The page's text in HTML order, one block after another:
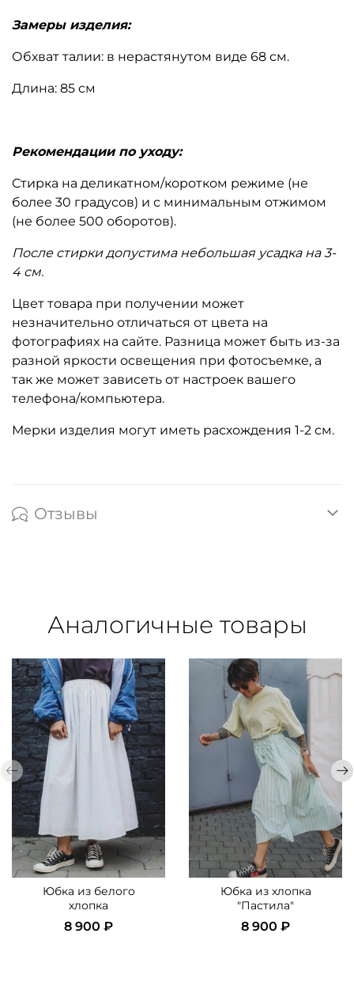
Замеры изделия:
Обхват талии: в нерастянутом виде 68 см.
Длина: 85 см
Рекомендации по уходу:
Стирка на деликатном/коротком режиме (не
более 30 градусов) и с минимальным отжимом
(не более 500 оборотов).
После стирки допустима небольшая усадка на 3-
4 см.
Цвет товара при получении может
незначительно отличаться от цвета на
фотографиях на сайте. Разница может быть из-за
разной яркости освещения при фотосъемке, а
так же может зависеть от настроек вашего
телефона/компьютера.
Мерки изделия могут иметь расхождения 1-2 см.
Отзывы
Аналогичные товары
Юбка из белого
хлопка
8 900 ₽
Юбка из хлопка
"Пастила"
8 900 ₽